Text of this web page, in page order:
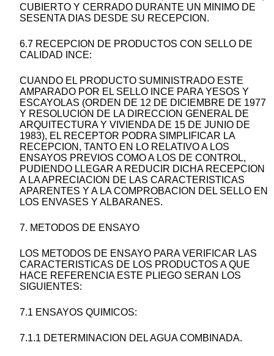
CUBIERTO Y CERRADO DURANTE UN MINIMO DE
SESENTA DIAS DESDE SU RECEPCION.
6.7 RECEPCION DE PRODUCTOS CON SELLO DE
CALIDAD INCE:
CUANDO EL PRODUCTO SUMINISTRADO ESTE
AMPARADO POR EL SELLO INCE PARA YESOS Y
ESCAYOLAS (ORDEN DE 12 DE DICIEMBRE DE 1977
Y RESOLUCION DE LA DIRECCION GENERAL DE
ARQUITECTURA Y VIVIENDA DE 15 DE JUNIO DE
1983), EL RECEPTOR PODRA SIMPLIFICAR LA
RECEPCION, TANTO EN LO RELATIVO A LOS
ENSAYOS PREVIOS COMO A LOS DE CONTROL,
PUDIENDO LLEGAR A REDUCIR DICHA RECEPCION
A LA APRECIACION DE LAS CARACTERISTICAS
APARENTES Y A LA COMPROBACION DEL SELLO EN
LOS ENVASES Y ALBARANES.
7. METODOS DE ENSAYO
LOS METODOS DE ENSAYO PARA VERIFICAR LAS
CARACTERISTICAS DE LOS PRODUCTOS A QUE
HACE REFERENCIA ESTE PLIEGO SERAN LOS
SIGUIENTES:
7.1 ENSAYOS QUIMICOS:
7.1.1 DETERMINACION DEL AGUA COMBINADA.